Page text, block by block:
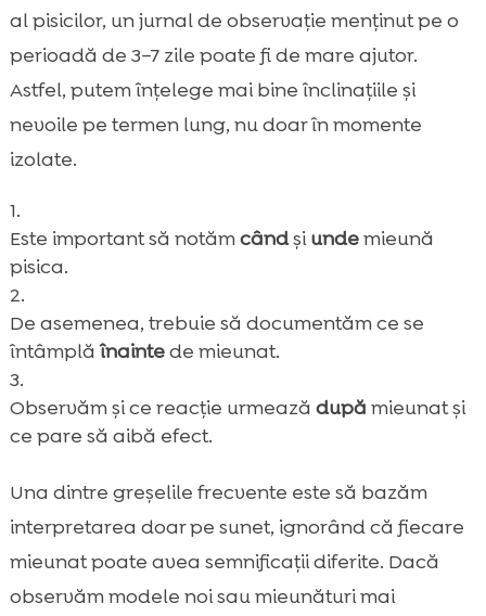
al pisicilor, un jurnal de observație menținut pe o
perioadă de 3–7 zile poate fi de mare ajutor.
Astfel, putem înțelege mai bine înclinațiile și
nevoile pe termen lung, nu doar în momente
izolate.
Este important să notămcândșiundemieună
pisica.
De asemenea, trebuie să documentăm ce se
întâmplăînaintede mieunat.
Observăm și ce reacție urmează după mieunat și
ce pare să aibă efect.
Una dintre greșelile frecvente este să bazăm
interpretarea doar pe sunet, ignorând că fiecare
mieunat poate avea semnificații diferite. Dacă
observăm modele noi sau mieunături mai